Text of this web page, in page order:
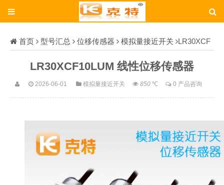
首页 型号汇总 位移传感器 模拟量接近开关 LR30XCF
LR30XCF10LUM 线性位移传感器
2026-06-01 模拟量接近开关 850℃ 0 产品咨询